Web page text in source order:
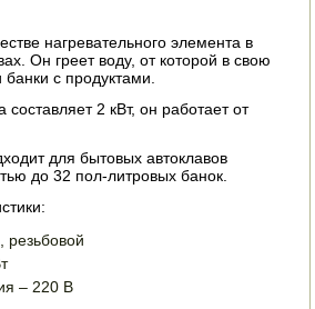
нагревательного элемента в
Он греет воду, от которой в свою
с продуктами.
2 кВт, он работает от
для бытовых автоклавов
до 32 пол-литровых банок.
резьбовой
– 220 В